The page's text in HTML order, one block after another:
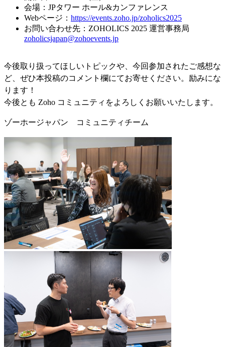
会場：JPタワー ホール&カンファレンス
Webページ： https://events.zoho.jp/zoholics2025
お問い合わせ先：ZOHOLICS 2025 運営事務局
zoholicsjapan@zohoevents.jp
今後取り扱ってほしいトピックや、今回参加されたご感想な
ど、ぜひ本投稿のコメント欄にてお寄せください。励みにな
ります！
今後とも Zoho コミュニティをよろしくお願いいたします。
ゾーホージャパン コミュニティチーム